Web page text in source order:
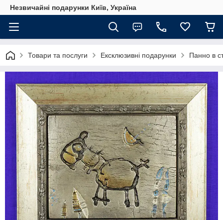
Незвичайні подарунки Київ, Україна
Товари та послуги Ексклюзивні подарунки Панно в